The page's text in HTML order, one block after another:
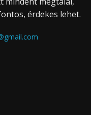
érdekes lehet.